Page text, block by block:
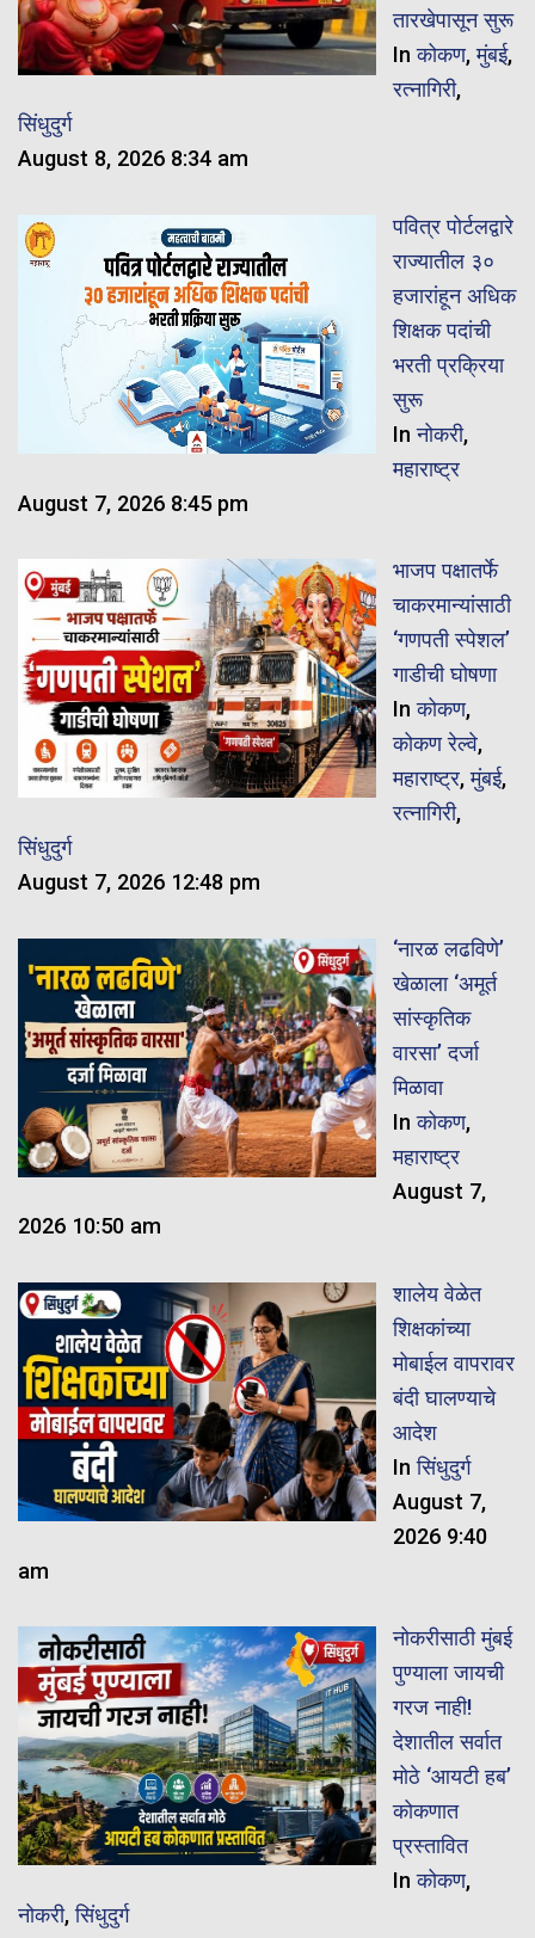
तारखेपासून सुरू
Inकोकण,मुंबई,
रत्नागिरी,
सिंधुदुर्ग
August 8, 2026 8:34 am
पवित्र पोर्टलद्वारे
राज्यातील ३०
हजारांहून अधिक
शिक्षक पदांची
भरती प्रक्रिया
सुरू
Inनोकरी,
महाराष्ट्र
August 7, 2026 8:45 pm
भाजप पक्षातर्फे
चाकरमान्यांसाठी
‘गणपती स्पेशल’
गाडीची घोषणा
Inकोकण,
कोकण रेल्वे,
महाराष्ट्र,मुंबई,
रत्नागिरी,
सिंधुदुर्ग
August 7, 2026 12:48 pm
‘नारळ लढविणे’
खेळाला ‘अमूर्त
सांस्कृतिक
वारसा’ दर्जा
मिळावा
Inकोकण,
महाराष्ट्र
August 7,
2026 10:50 am
शालेय वेळेत
शिक्षकांच्या
मोबाईल वापरावर
बंदी घालण्याचे
आदेश
Inसिंधुदुर्ग
August 7,
2026 9:40
am
नोकरीसाठी मुंबई
पुण्याला जायची
गरज नाही!
देशातील सर्वात
मोठे ‘आयटी हब’
कोकणात
प्रस्तावित
Inकोकण,
नोकरी,सिंधुदुर्ग